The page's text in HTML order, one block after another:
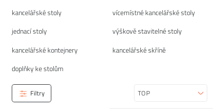
kancelářské stoly
vícemístné kancelářské stoly
jednací stoly
výškově stavitelné stoly
kancelářské kontejnery
kancelářské skříně
doplňky ke stolům
Filtry Seřadit